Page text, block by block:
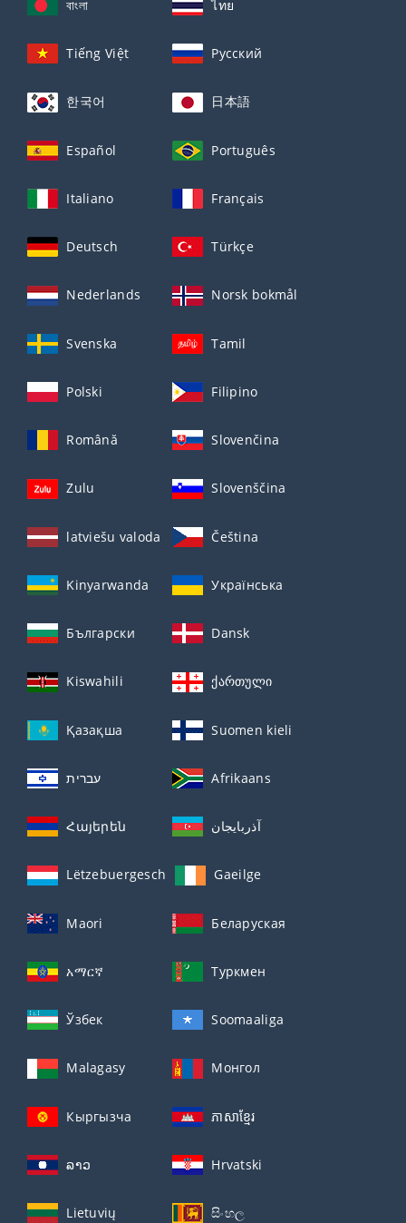
বাংলা ไทย
Tiếng Việt Русский
한국어 日本語
Español Português
Italiano Français
Deutsch Türkçe
Nederlands Norsk bokmål
Svenska Tamil
Polski Filipino
Română Slovenčina
Zulu Slovenščina
latviešu valoda Čeština
Kinyarwanda Українська
Български Dansk
Kiswahili ქართული
Қазақша Suomen kieli
עברית Afrikaans
Հայերեն آذربايجان
Lëtzebuergesch Gaeilge
Maori Беларуская
አማርኛ Туркмен
Ўзбек Soomaaliga
Malagasy Монгол
Кыргызча ភាសាខ្មែរ
ລາວ Hrvatski
Lietuvių සිංහල